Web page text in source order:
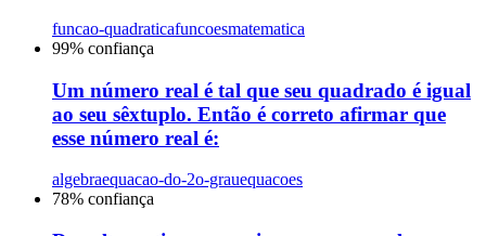
funcao-quadraticafuncoesmatematica
99% confiança
Um número real é tal que seu quadrado é igual
ao seu sêxtuplo. Então é correto afirmar que
esse número real é:
algebraequacao-do-2o-grauequacoes
78% confiança